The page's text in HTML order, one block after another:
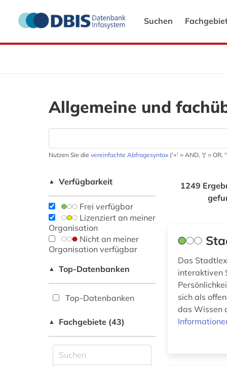
Suchen
Allgemeine und
Nutzen Sie die vereinfachte Abfragesyntax ('+' = AND, '|' = OR,
▲ Verfügbarkeit
Frei verfügbar
Lizenziert an meiner
Organisation
Nicht an meiner
Organisation verfügbar
▲ Top-Datenbanken
Top-Datenbanken
▲ Fachgebiete (43)
1249
Das
interaktiven
sich als
das Wissen